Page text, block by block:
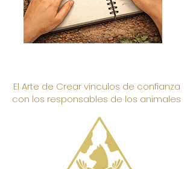
El Arte de Crear vínculos de confianza
con los responsables de los animales